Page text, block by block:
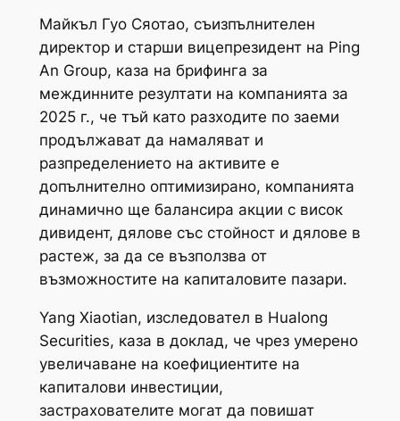
Майкъл Гуо Сяотао, съизпълнителен
директор и старши вицепрезидент на Ping
An Group, каза на брифинга за
междинните резултати на компанията за
2025 г., че тъй като разходите по заеми
продължават да намаляват и
разпределението на активите е
допълнително оптимизирано, компанията
динамично ще балансира акции с висок
дивидент, дялове със стойност и дялове в
растеж, за да се възползва от
възможностите на капиталовите пазари.
Yang Xiaotian, изследовател в Hualong
Securities, каза в доклад, че чрез умерено
увеличаване на коефициентите на
капиталови инвестиции,
застрахователите могат да повишат